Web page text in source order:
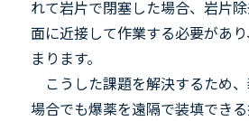
れて岩片で閉塞した場合、岩片
面に近接して作業する必要があ
まります。
こうした課題を解決するため
場合でも爆薬を遠隔で装填でき